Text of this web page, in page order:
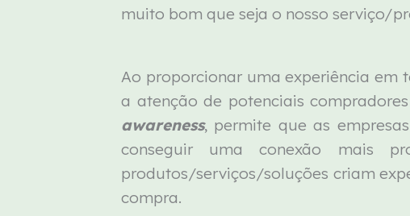
muito bom que seja o nosso serviço/
Ao proporcionar uma experiência em
a atenção de potenciais
awareness, permite que as
conseguir uma conexão mais
produtos/serviços/soluções criam
compra.